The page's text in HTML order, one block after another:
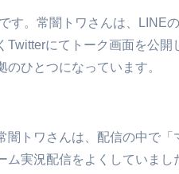
。常闇トワさんは、LINE
にてトーク画面を公
ひとつになっています。
トワさんは、配信の中で
実況配信をよくしていま